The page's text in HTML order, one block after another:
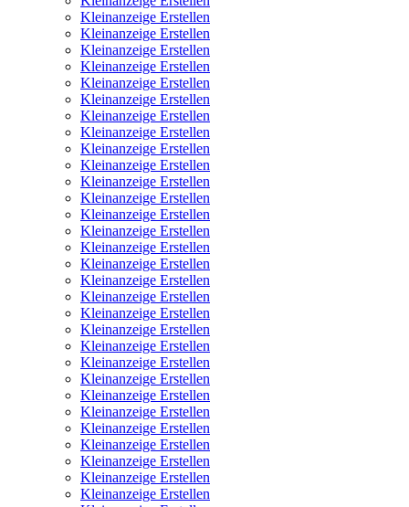
Kleinanzeige Erstellen
Kleinanzeige Erstellen
Kleinanzeige Erstellen
Kleinanzeige Erstellen
Kleinanzeige Erstellen
Kleinanzeige Erstellen
Kleinanzeige Erstellen
Kleinanzeige Erstellen
Kleinanzeige Erstellen
Kleinanzeige Erstellen
Kleinanzeige Erstellen
Kleinanzeige Erstellen
Kleinanzeige Erstellen
Kleinanzeige Erstellen
Kleinanzeige Erstellen
Kleinanzeige Erstellen
Kleinanzeige Erstellen
Kleinanzeige Erstellen
Kleinanzeige Erstellen
Kleinanzeige Erstellen
Kleinanzeige Erstellen
Kleinanzeige Erstellen
Kleinanzeige Erstellen
Kleinanzeige Erstellen
Kleinanzeige Erstellen
Kleinanzeige Erstellen
Kleinanzeige Erstellen
Kleinanzeige Erstellen
Kleinanzeige Erstellen
Kleinanzeige Erstellen